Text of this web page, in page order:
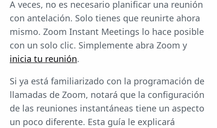
A veces, no es necesario planificar una reunión
con antelación. Solo tienes que reunirte ahora
mismo. Zoom Instant Meetings lo hace posible
con un solo clic. Simplemente abra Zoom y
inicia tu reunión.
Si ya está familiarizado con la programación de
llamadas de Zoom, notará que la configuración
de las reuniones instantáneas tiene un aspecto
un poco diferente. Esta guía le explicará